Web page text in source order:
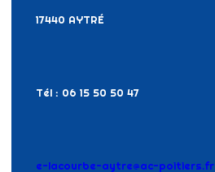
17440 AYTRÉ
Tél : 06 15 50 50 47
e-lacourbe-aytre@ac-poitiers.fr